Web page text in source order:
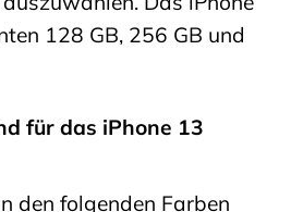
128 GB, 256 GB und
für das iPhone 13
den folgenden Farben